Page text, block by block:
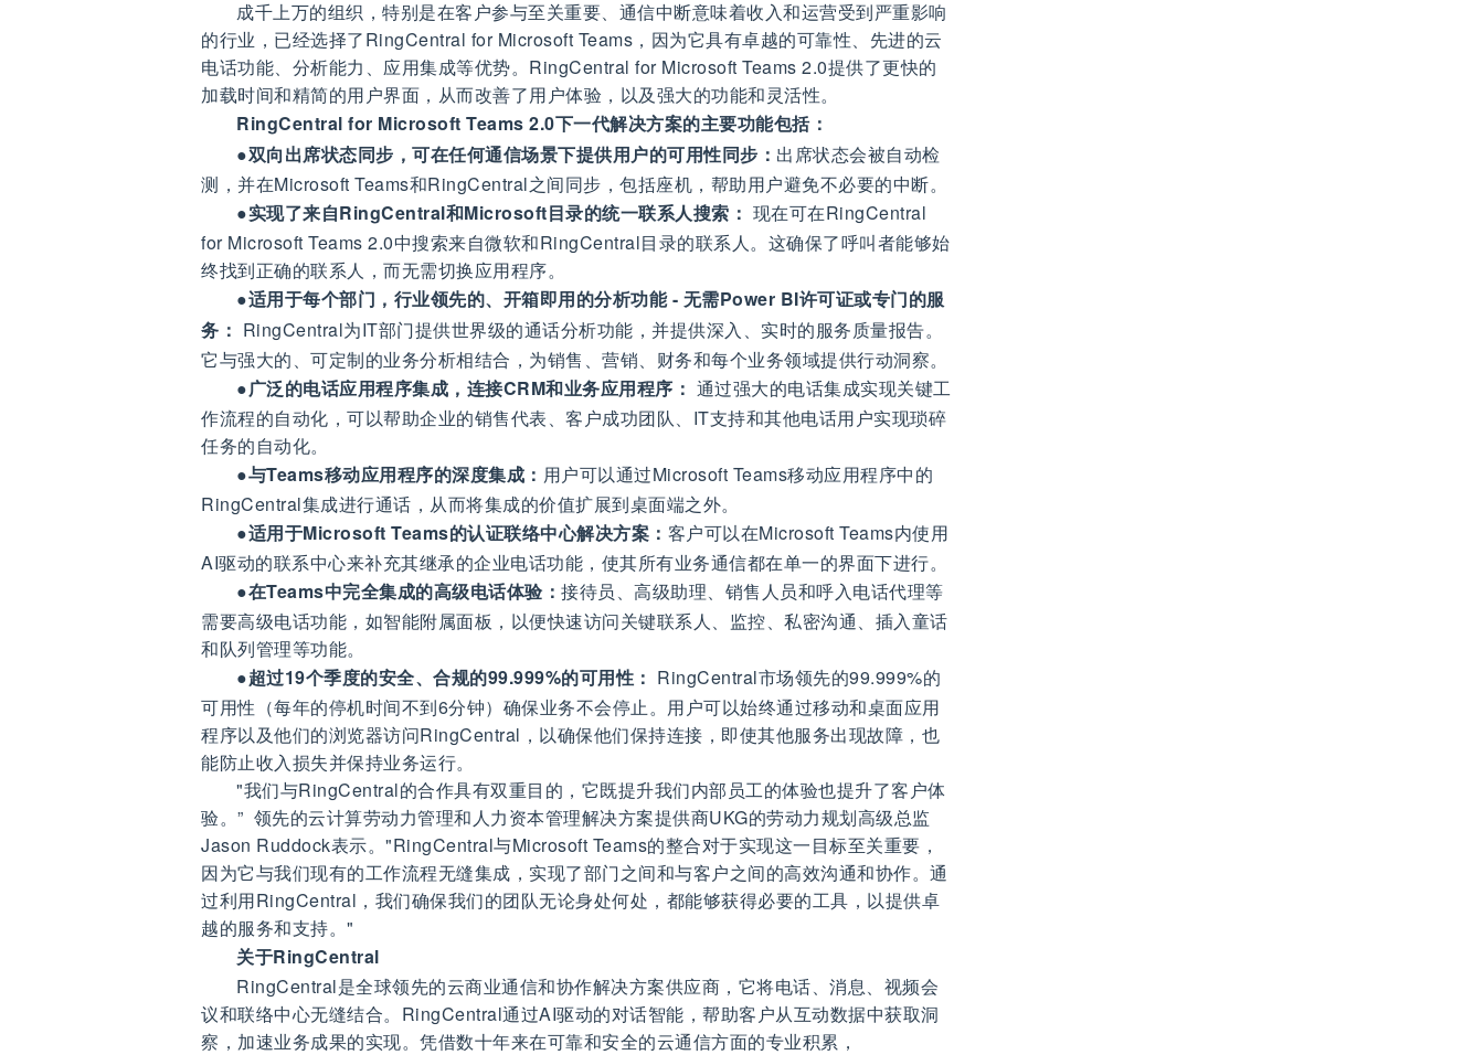
成千上万的组织，特别是在客户参与至关重要、通信中断意味着收入和运营受到严重影响
的行业，已经选择了RingCentral for Microsoft Teams，因为它具有卓越的可靠性、先进的云
电话功能、分析能力、应用集成等优势。RingCentral for Microsoft Teams 2.0提供了更快的
加载时间和精简的用户界面，从而改善了用户体验，以及强大的功能和灵活性。
RingCentral for Microsoft Teams 2.0下一代解决方案的主要功能包括：
●双向出席状态同步，可在任何通信场景下提供用户的可用性同步： 出席状态会被自动检
测，并在Microsoft Teams和RingCentral之间同步，包括座机，帮助用户避免不必要的中断。
●实现了来自RingCentral和Microsoft目录的统一联系人搜索： 现在可在RingCentral
for Microsoft Teams 2.0中搜索来自微软和RingCentral目录的联系人。这确保了呼叫者能够始
终找到正确的联系人，而无需切换应用程序。
●适用于每个部门，行业领先的、开箱即用的分析功能 - 无需Power BI许可证或专门的服
务： RingCentral为IT部门提供世界级的通话分析功能，并提供深入、实时的服务质量报告。
它与强大的、可定制的业务分析相结合，为销售、营销、财务和每个业务领域提供行动洞察。
●广泛的电话应用程序集成，连接CRM和业务应用程序： 通过强大的电话集成实现关键工
作流程的自动化，可以帮助企业的销售代表、客户成功团队、IT支持和其他电话用户实现琐碎
任务的自动化。
●与Teams移动应用程序的深度集成： 用户可以通过Microsoft Teams移动应用程序中的
RingCentral集成进行通话，从而将集成的价值扩展到桌面端之外。
●适用于Microsoft Teams的认证联络中心解决方案： 客户可以在Microsoft Teams内使用
AI驱动的联系中心来补充其继承的企业电话功能，使其所有业务通信都在单一的界面下进行。
●在Teams中完全集成的高级电话体验： 接待员、高级助理、销售人员和呼入电话代理等
需要高级电话功能，如智能附属面板，以便快速访问关键联系人、监控、私密沟通、插入童话
和队列管理等功能。
●超过19个季度的安全、合规的99.999%的可用性： RingCentral市场领先的99.999%的
可用性（每年的停机时间不到6分钟）确保业务不会停止。用户可以始终通过移动和桌面应用
程序以及他们的浏览器访问RingCentral，以确保他们保持连接，即使其他服务出现故障，也
能防止收入损失并保持业务运行。
"我们与RingCentral的合作具有双重目的，它既提升我们内部员工的体验也提升了客户体
验。” 领先的云计算劳动力管理和人力资本管理解决方案提供商UKG的劳动力规划高级总监
Jason Ruddock表示。"RingCentral与Microsoft Teams的整合对于实现这一目标至关重要，
因为它与我们现有的工作流程无缝集成，实现了部门之间和与客户之间的高效沟通和协作。通
过利用RingCentral，我们确保我们的团队无论身处何处，都能够获得必要的工具，以提供卓
越的服务和支持。"
关于RingCentral
RingCentral是全球领先的云商业通信和协作解决方案供应商，它将电话、消息、视频会
议和联络中心无缝结合。RingCentral通过AI驱动的对话智能，帮助客户从互动数据中获取洞
察，加速业务成果的实现。凭借数十年来在可靠和安全的云通信方面的专业积累，